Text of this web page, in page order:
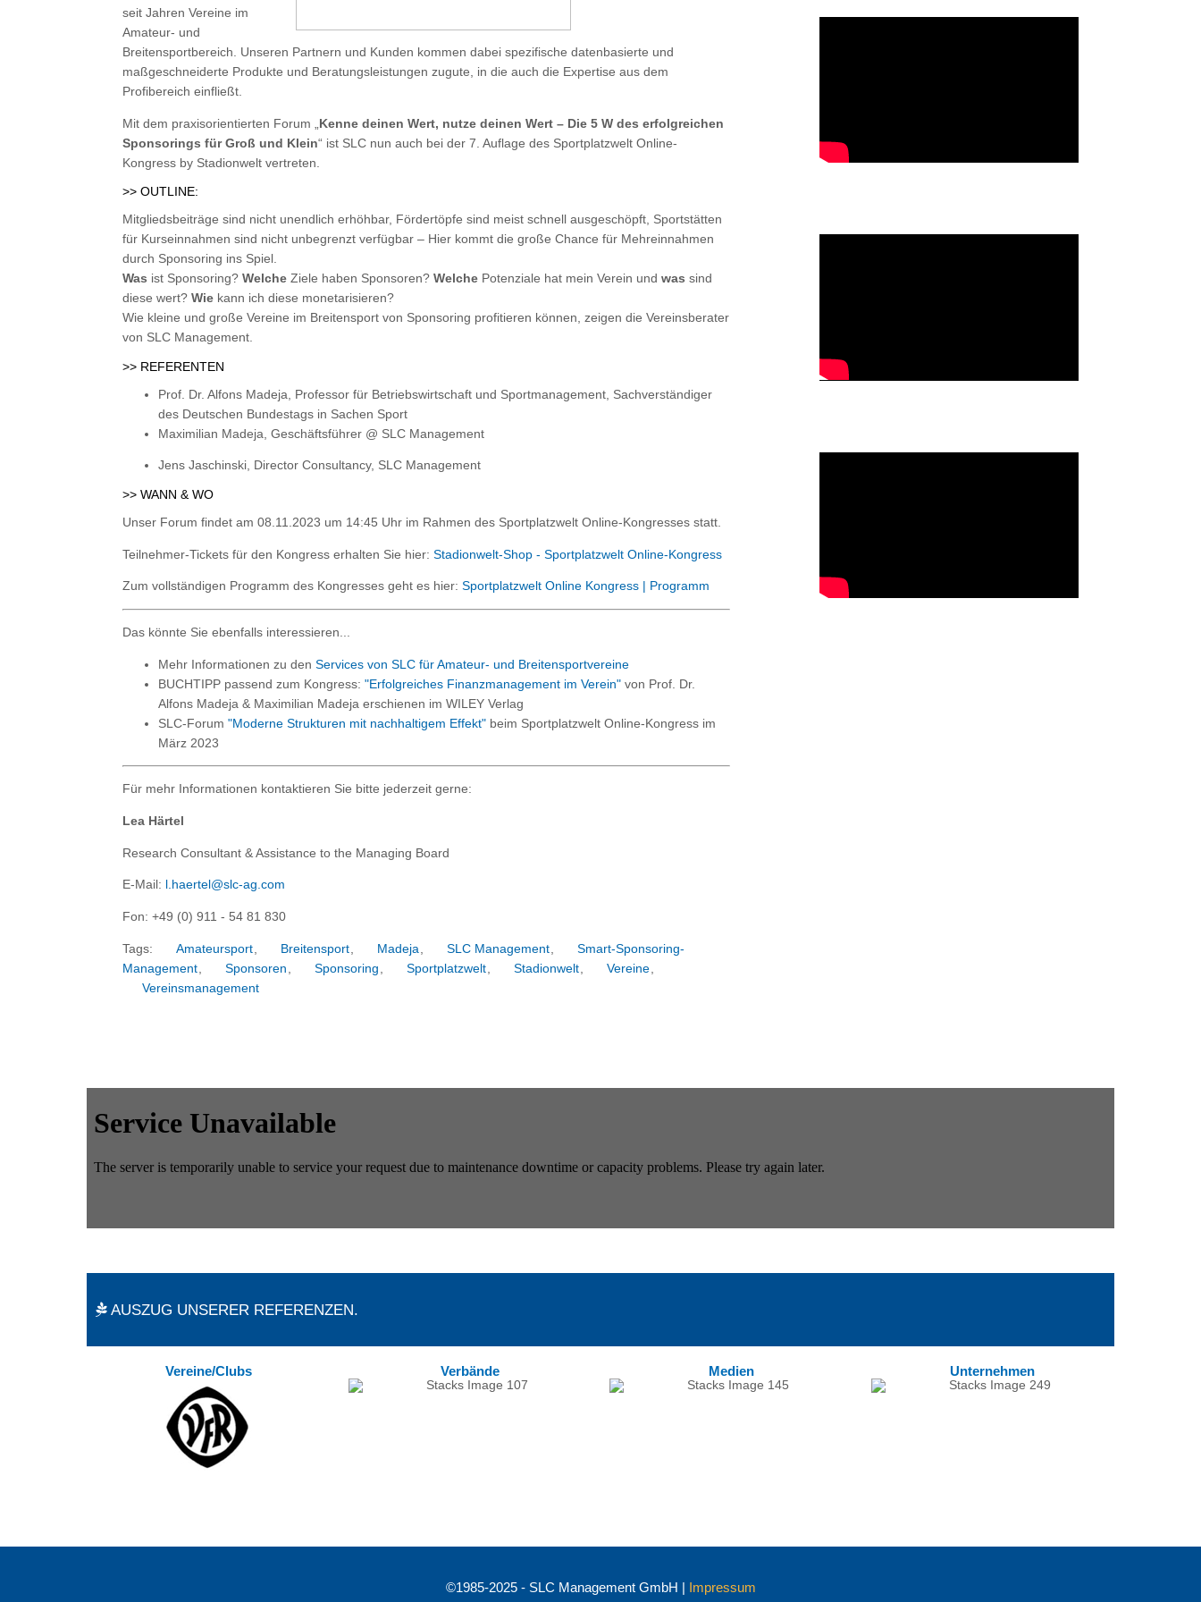
seit Jahren Vereine im
Amateur- und
Breitensportbereich. Unseren Partnern und Kunden kommen dabei spezifische datenbasierte und
maßgeschneiderte Produkte und Beratungsleistungen zugute, in die auch die Expertise aus dem
Profibereich einfließt.
Mit dem praxisorientierten Forum „ Kenne deinen Wert, nutze deinen Wert – Die 5 W des erfolgreichen
Sponsorings für Groß und Klein“ ist SLC nun auch bei der 7. Auflage des Sportplatzwelt Online-
Kongress by Stadionwelt vertreten.
>> OUTLINE:
Mitgliedsbeiträge sind nicht unendlich erhöhbar, Fördertöpfe sind meist schnell ausgeschöpft, Sportstätten
für Kurseinnahmen sind nicht unbegrenzt verfügbar – Hier kommt die große Chance für Mehreinnahmen
durch Sponsoring ins Spiel.
Was ist Sponsoring? Welche Ziele haben Sponsoren? Welche Potenziale hat mein Verein und was sind
diese wert? Wie kann ich diese monetarisieren?
Wie kleine und große Vereine im Breitensport von Sponsoring profitieren können, zeigen die Vereinsberater
von SLC Management.
>> REFERENTEN
Prof. Dr. Alfons Madeja, Professor für Betriebswirtschaft und Sportmanagement, Sachverständiger
des Deutschen Bundestags in Sachen Sport
Maximilian Madeja, Geschäftsführer @ SLC Management
Jens Jaschinski, Director Consultancy, SLC Management
>> WANN & WO
Unser Forum findet am 08.11.2023 um 14:45 Uhr im Rahmen des Sportplatzwelt Online-Kongresses statt.
Teilnehmer-Tickets für den Kongress erhalten Sie hier: Stadionwelt-Shop - Sportplatzwelt Online-Kongress
Zum vollständigen Programm des Kongresses geht es hier: Sportplatzwelt Online Kongress | Programm
Das könnte Sie ebenfalls interessieren...
Mehr Informationen zu den Services von SLC für Amateur- und Breitensportvereine
BUCHTIPP passend zum Kongress: "Erfolgreiches Finanzmanagement im Verein" von Prof. Dr.
Alfons Madeja & Maximilian Madeja erschienen im WILEY Verlag
SLC-Forum "Moderne Strukturen mit nachhaltigem Effekt" beim Sportplatzwelt Online-Kongress im
März 2023
Für mehr Informationen kontaktieren Sie bitte jederzeit gerne:
Lea Härtel
Research Consultant & Assistance to the Managing Board
E-Mail: l.haertel@slc-ag.com
Fon: +49 (0) 911 - 54 81 830
Tags: Amateursport Breitensport Madeja SLC Management
Smart-Sponsoring-
Management
Sponsoren Sponsoring Sportplatzwelt Stadionwelt Vereine
Vereinsmanagement
AUSZUG UNSERER REFERENZEN.
Vereine/Clubs Verbände Medien Unternehmen
©1985-2025 - SLC Management GmbH | Impressum